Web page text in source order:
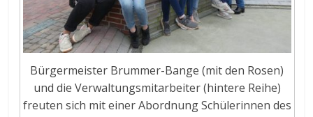
Bürgermeister Brummer-Bange (mit den Rosen)
und die Verwaltungsmitarbeiter (hintere Reihe)
freuten sich mit einer Abordnung Schülerinnen des